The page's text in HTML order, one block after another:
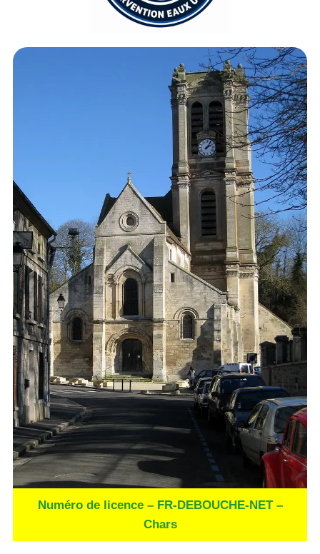
Numéro de licence – FR-DEBOUCHE-NET –
Chars